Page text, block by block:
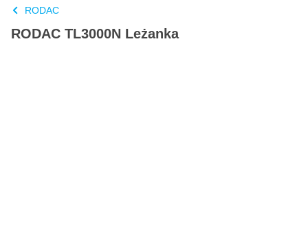
RODAC
RODAC TL3000N Leżanka